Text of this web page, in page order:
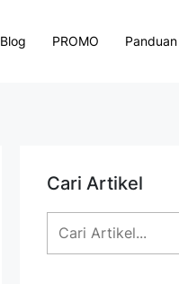
Blog PROMO Panduan
Cari Artikel